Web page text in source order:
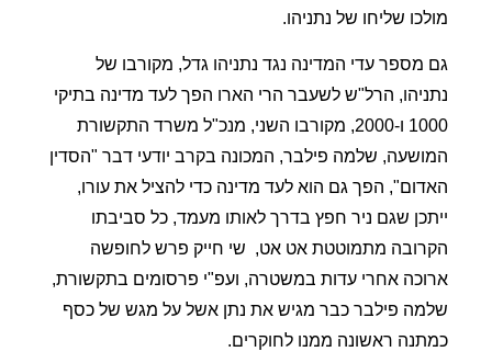
מולכו שליחו של נתניהו.
גם מספר עדי המדינה נגד נתניהו גדל, מקורבו של
נתניהו, הרל"ש לשעבר הרי הארו הפך לעד מדינה בתיקי
1000 ו-2000, מקורבו השני, מנכ"ל משרד התקשורת
המושעה, שלמה פילבר, המכונה בקרב יודעי דבר "הסדין
האדום", הפך גם הוא לעד מדינה כדי להציל את עורו,
ייתכן שגם ניר חפץ בדרך לאותו מעמד, כל סביבתו
הקרובה מתמוטטת אט אט, שי חייק פרש לחופשה
ארוכה אחרי עדות במשטרה, ועפ"י פרסומים בתקשורת,
שלמה פילבר כבר מגיש את נתן אשל על מגש של כסף
כמתנה ראשונה ממנו לחוקרים.